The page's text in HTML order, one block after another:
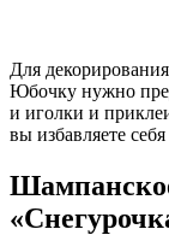
Для
Юбочку нужно
и иголки и
вы избавляете